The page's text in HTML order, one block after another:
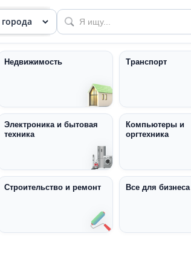
Недвижимость Транспорт
Электроника и бытовая
техника
Компьютеры и
оргтехника
Строительство и ремонт Все для бизнеса